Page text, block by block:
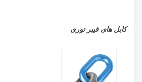
کابل های فیبر نوری